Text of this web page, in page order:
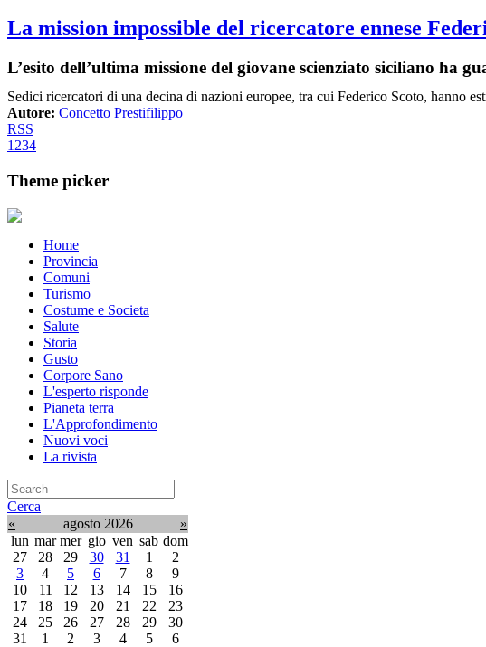
La mission impossible del ricercatore ennese
L’esito dell’ultima missione del giovane scienziato siciliano ha
Sedici ricercatori di una decina di nazioni europee, tra cui Federico Scoto, hanno
Autore: Concetto Prestifilippo
RSS
1 234
Theme picker
Home
Provincia
Comuni
Turismo
Costume e Societa
Salute
Storia
Gusto
Corpore Sano
L'esperto risponde
Pianeta terra
L'Approfondimento
Nuovi voci
La rivista
Cerca
«
agosto 2026
»
lun mar mer gio ven sab dom
27
28 29 30 31 1
2
3
4 5 6 7 8
9
10
11 12 13 14 15
16
17
18 19 20 21 22
23
24
25 26 27 28 29
30
31
1 2 3 4 5 6